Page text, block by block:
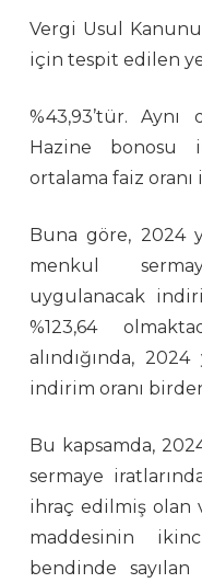
Vergi Usul
için tespit edilen
%43,93’tür.
Hazine bonosu
ortalama faiz oranı
Buna göre, 2024
menkul
uygulanacak
%123,64
alındığında,
indirim oranı
Bu kapsamda,
sermaye
ihraç edilmiş olan
maddesinin
bendinde